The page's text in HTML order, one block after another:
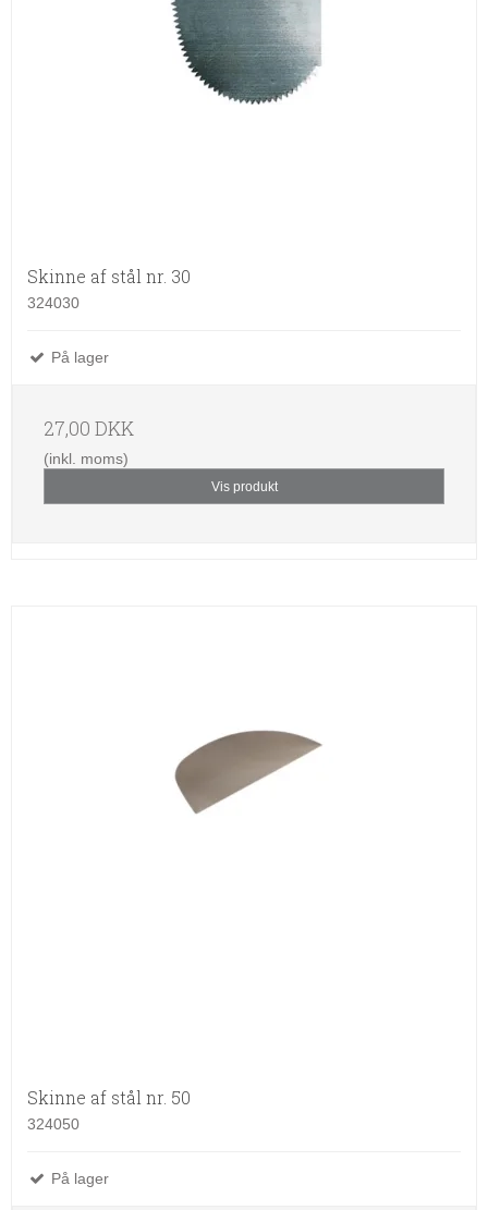
Skinne af stål nr. 30
324030
På lager
27,00 DKK
(inkl. moms)
Vis produkt
Skinne af stål nr. 50
324050
På lager